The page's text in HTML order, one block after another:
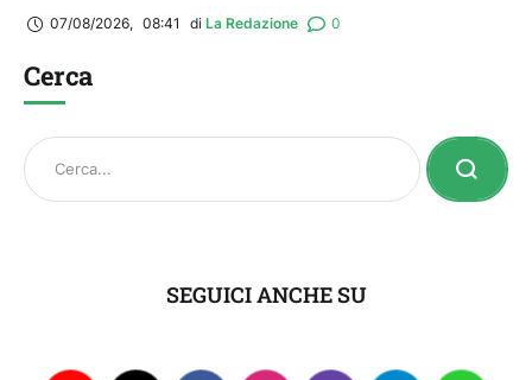
07/08/2026, 08:41 di La Redazione 0
Cerca
SEGUICI ANCHE SU